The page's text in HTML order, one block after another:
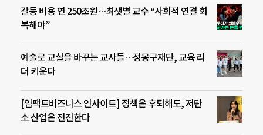
갈등 비용 연 250조원…최샛별 교수 “사회적 연결 회
복해야”
예술로 교실을 바꾸는 교사들…정몽구재단, 교육 리
더 키운다
[임팩트비즈니스 인사이트] 정책은 후퇴해도, 저탄
소 산업은 전진한다